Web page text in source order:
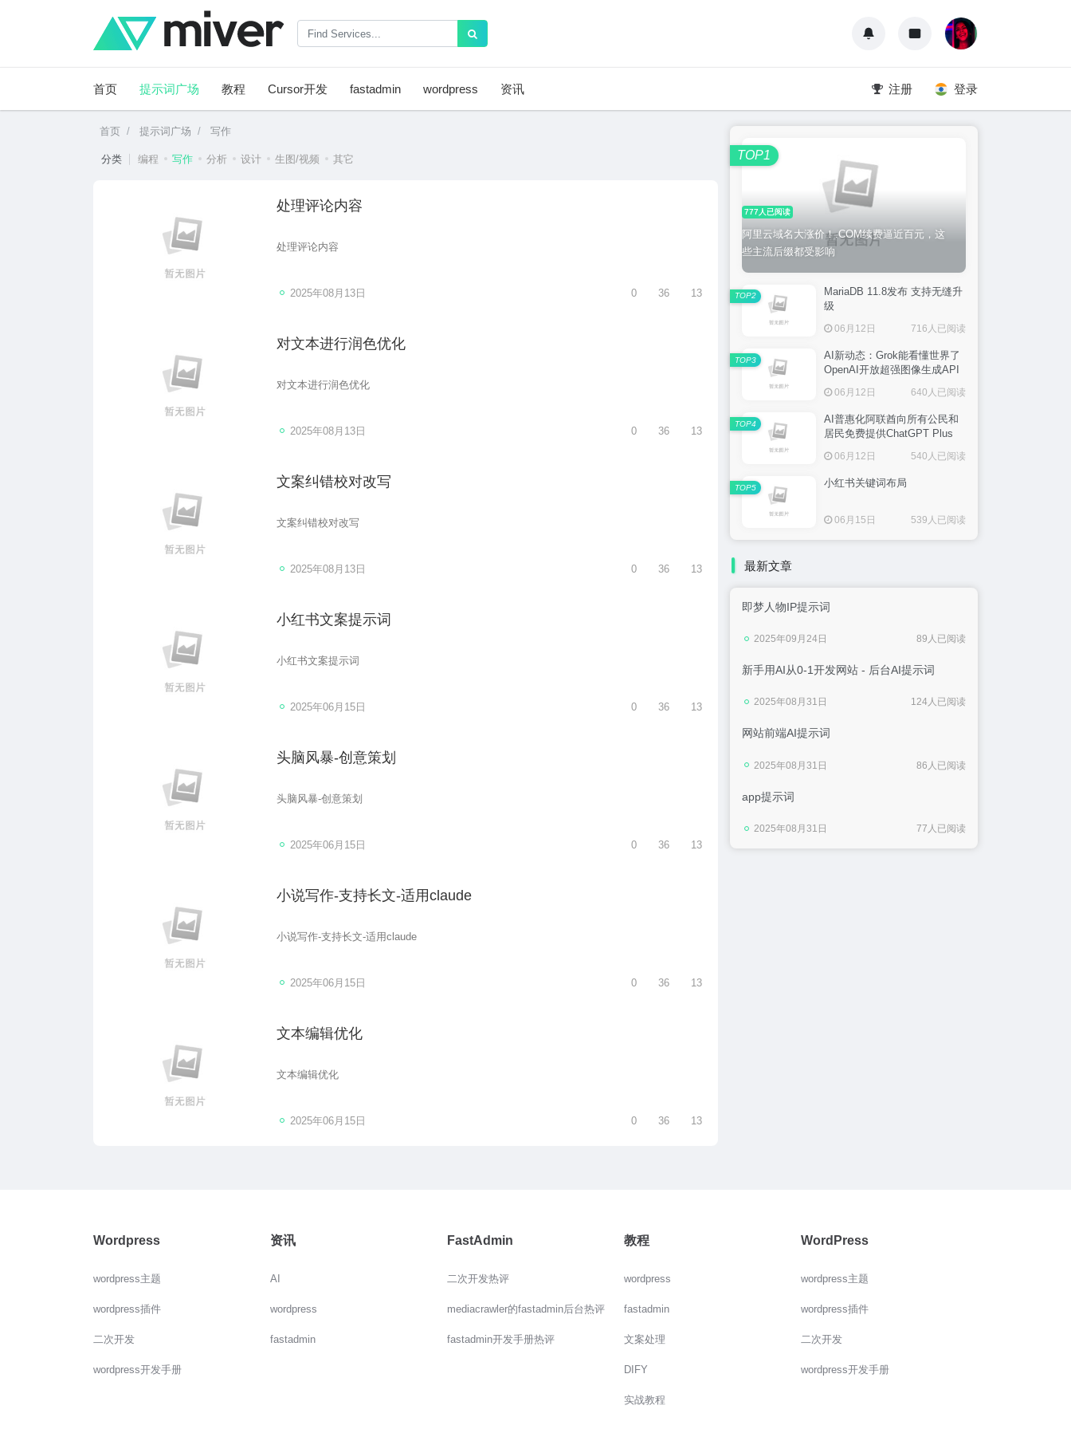
首页 提示词广场 教程 Cursor开发 fastadmin wordpress 资讯 注册 登录
首页 提示词广场 写作
分类 编程 写作 分析 设计 生图/视频 其它
处理评论内容
处理评论内容
2025年08月13日 0 36 13
对文本进行润色优化
对文本进行润色优化
2025年08月13日 0 36 13
文案纠错校对改写
文案纠错校对改写
2025年08月13日 0 36 13
小红书文案提示词
小红书文案提示词
2025年06月15日 0 36 13
头脑风暴-创意策划
头脑风暴-创意策划
2025年06月15日 0 36 13
小说写作-支持长文-适用claude
小说写作-支持长文-适用claude
2025年06月15日 0 36 13
文本编辑优化
文本编辑优化
2025年06月15日 0 36 13
777人已阅读
阿里云域名大涨价！.COM续费逼近百元，这
些主流后缀都受影响
TOP1
MariaDB 11.8发布 支持无缝升
级
06月12日 716人已阅读
TOP2
AI新动态：Grok能看懂世界了
OpenAI开放超强图像生成API
06月12日 640人已阅读
TOP3
AI普惠化阿联酋向所有公民和
居民免费提供ChatGPT Plus
06月12日 540人已阅读
TOP4
小红书关键词布局
06月15日 539人已阅读
TOP5
最新文章
即梦人物IP提示词
2025年09月24日 89人已阅读
新手用AI从0-1开发网站 - 后台AI提示词
2025年08月31日 124人已阅读
网站前端AI提示词
2025年08月31日 86人已阅读
app提示词
2025年08月31日 77人已阅读
Wordpress
wordpress主题
wordpress插件
二次开发
wordpress开发手册
资讯
AI
wordpress
fastadmin
FastAdmin
二次开发热评
mediacrawler的fastadmin后台热评
fastadmin开发手册热评
教程
wordpress
fastadmin
文案处理
DIFY
实战教程
WordPress
wordpress主题
wordpress插件
二次开发
wordpress开发手册